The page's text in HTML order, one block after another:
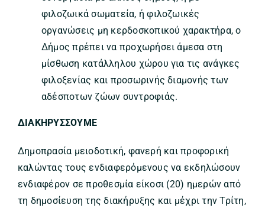
φιλοζωικά σωματεία, ή φιλοζωικές
οργανώσεις μη κερδοσκοπικού χαρακτήρα, ο
Δήμος πρέπει να προχωρήσει άμεσα στη
μίσθωση κατάλληλου χώρου για τις ανάγκες
φιλοξενίας και προσωρινής διαμονής των
αδέσποτων ζώων συντροφιάς.
ΔΙΑΚΗΡΥΣΣΟΥΜΕ
Δημοπρασία μειοδοτική, φανερή και προφορική
καλώντας τους ενδιαφερόμενους να εκδηλώσουν
ενδιαφέρον σε προθεσμία είκοσι (20) ημερών από
τη δημοσίευση της διακήρυξης και μέχρι την Τρίτη,